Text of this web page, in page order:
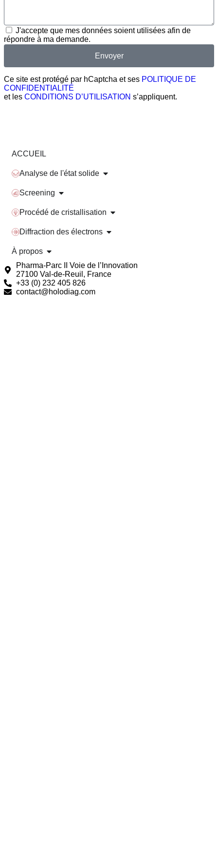
J'accepte que mes données soient utilisées afin de
répondre à ma demande.
Envoyer
Ce site est protégé par hCaptcha et ses POLITIQUE DE
CONFIDENTIALITÉ
et les CONDITIONS D’UTILISATION s’appliquent.
ACCUEIL
Analyse de l'état solide
Screening
Procédé de cristallisation
Diffraction des électrons
À propos
Pharma-Parc II Voie de l’Innovation
27100 Val-de-Reuil, France
+33 (0) 232 405 826
contact@holodiag.com